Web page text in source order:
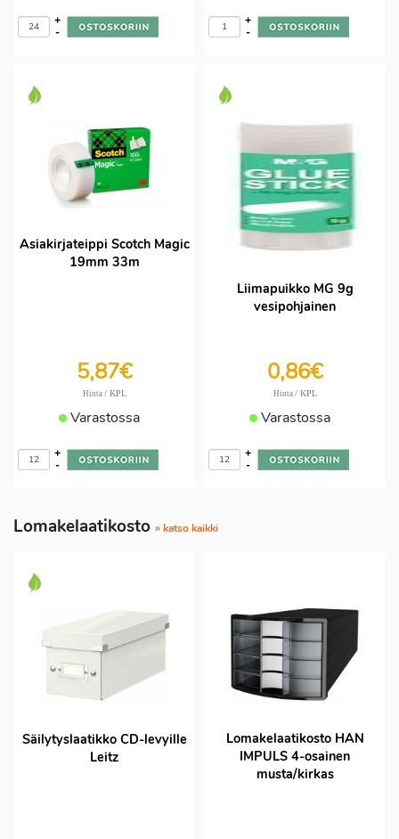
-
+
-
+
Asiakirjateippi Scotch Magic
19mm 33m
5,87€
Hinta / KPL
Varastossa
-
+
Liimapuikko MG 9g
vesipohjainen
0,86€
Hinta / KPL
Varastossa
-
+
Lomakelaatikosto » katso kaikki
Säilytyslaatikko CD-levyille
Leitz
Lomakelaatikosto HAN
IMPULS 4-osainen
musta/kirkas